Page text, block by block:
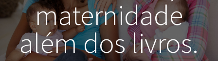
maternidade
além dos livros.